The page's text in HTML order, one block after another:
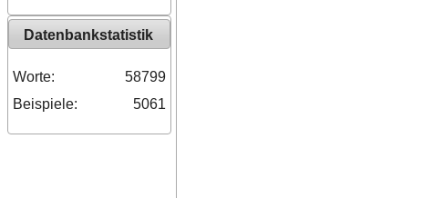
Datenbankstatistik
Worte:
58799
Beispiele:
5061